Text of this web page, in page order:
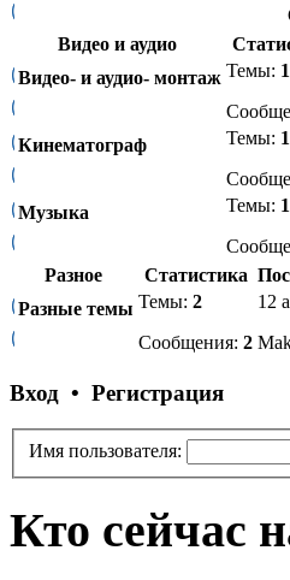
Видео и аудио
Видео- и аудио- монтаж Темы: 1
Кинематограф
Темы: 1
Музыка
Темы: 1
Разное
Статистика
Разные темы Темы: 2
Сообщения: 2
12
Вход • Регистрация
Имя пользователя:
Кто сейчас